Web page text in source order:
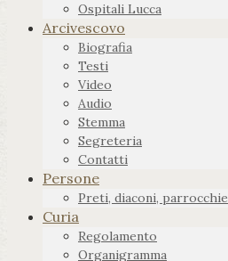
Ospitali Lucca
Arcivescovo
Biografia
Testi
Video
Audio
Stemma
Segreteria
Contatti
Persone
Preti, diaconi, parrocchie
Curia
Regolamento
Organigramma